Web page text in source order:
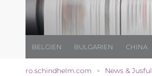
BELGIEN BULGARIEN CHINA
ro.schindhelm.com > News & Jusful